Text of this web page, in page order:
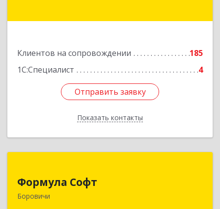
Клиентов на сопровождении
185
1С:Специалист
4
Отправить заявку
Показать контакты
Подробнее
Отправить заявку
Назад
Формула Софт
Боровичи
174411, Новгородская обл, Боровичский р-н,
Боровичи г, Международная ул, дом № 6